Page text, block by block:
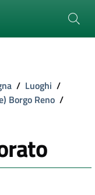
/ Luoghi /
Borgo Reno /